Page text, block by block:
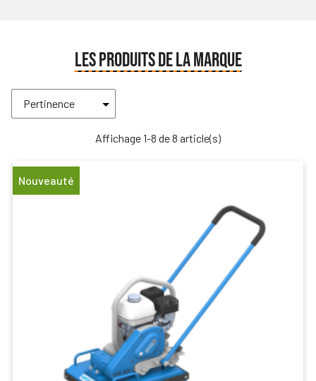
LES PRODUITS DE LA MARQUE
Affichage 1-8 de 8 article(s)
Nouveauté